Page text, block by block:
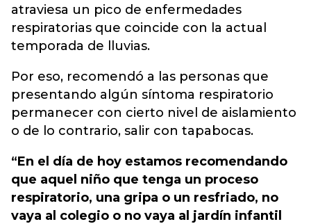
atraviesa un pico de enfermedades
respiratorias que coincide con la actual
temporada de lluvias.
Por eso, recomendó a las personas que
presentando algún síntoma respiratorio
permanecer con cierto nivel de aislamiento
o de lo contrario, salir con tapabocas.
“En el día de hoy estamos recomendando
que aquel niño que tenga un proceso
respiratorio, una gripa o un resfriado, no
vaya al colegio o no vaya al jardín infantil